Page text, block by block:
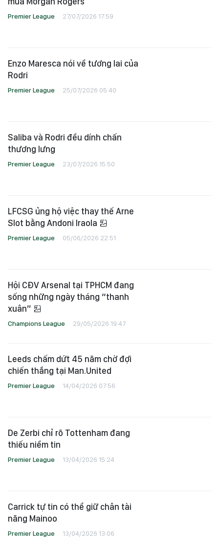
Premier League 27/07/2026 17:59
Enzo Maresca nói về tương lai của
Rodri
Premier League 25/07/2026 05:40
Saliba và Rodri đều dính chấn
thương lưng
Premier League 23/07/2026 15:50
LFCSG ủng hộ việc thay thế Arne
Slot bằng Andoni Iraola
Premier League 05/06/2026 22:51
Hội CĐV Arsenal tại TPHCM đang
sống những ngày tháng “thanh
xuân”
Champions League 29/05/2026 19:47
Leeds chấm dứt 45 năm chờ đợi
chiến thắng tại Man.United
Premier League 14/04/2026 07:56
De Zerbi chỉ rõ Tottenham đang
thiếu niềm tin
Premier League 13/04/2026 15:24
Carrick tự tin có thể giữ chân tài
năng Mainoo
Premier League 13/04/2026 13:06